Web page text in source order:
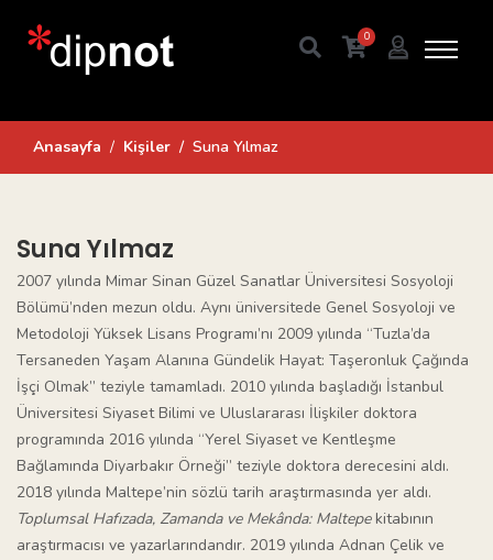
0
Anasayfa Kişiler Suna Yılmaz
Suna Yılmaz
2007 yılında Mimar Sinan Güzel Sanatlar Üniversitesi Sosyoloji
Bölümü’nden mezun oldu. Aynı üniversitede Genel Sosyoloji ve
Metodoloji Yüksek Lisans Programı’nı 2009 yılında “Tuzla’da
Tersaneden Yaşam Alanına Gündelik Hayat: Taşeronluk Çağında
İşçi Olmak” teziyle tamamladı. 2010 yılında başladığı İstanbul
Üniversitesi Siyaset Bilimi ve Uluslararası İlişkiler doktora
programında 2016 yılında “Yerel Siyaset ve Kentleşme
Bağlamında Diyarbakır Örneği” teziyle doktora derecesini aldı.
2018 yılında Maltepe’nin sözlü tarih araştırmasında yer aldı.
Toplumsal Hafızada, Zamanda ve Mekânda: Maltepekitabının
araştırmacısı ve yazarlarındandır. 2019 yılında Adnan Çelik ve